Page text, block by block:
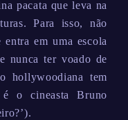
pacata que leva na
Para isso, não
em uma escola
nunca ter voado de
hollywoodiana tem
o cineasta Bruno